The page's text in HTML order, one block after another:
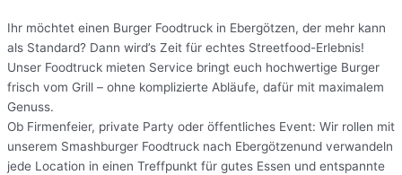
Ihr möchtet einen Burger Foodtruck in Ebergötzen, der mehr kann
als Standard? Dann wird’s Zeit für echtes Streetfood-Erlebnis!
Unser Foodtruck mieten Service bringt euch hochwertige Burger
frisch vom Grill – ohne komplizierte Abläufe, dafür mit maximalem
Genuss.
Ob Firmenfeier, private Party oder öffentliches Event: Wir rollen mit
unserem Smashburger Foodtruck nach Ebergötzenund verwandeln
jede Location in einen Treffpunkt für gutes Essen und entspannte